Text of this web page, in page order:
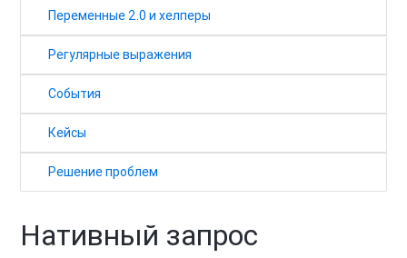
Переменные 2.0 и хелперы
Регулярные выражения
События
Кейсы
Решение проблем
Нативный запрос